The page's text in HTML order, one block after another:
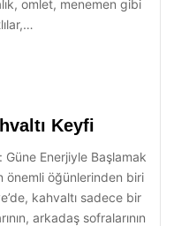
omlet, menemen gibi
Keyfi
Güne Enerjiyle Başlamak
önemli öğünlerinden biri
kahvaltı sadece bir
arkadaş sofralarının